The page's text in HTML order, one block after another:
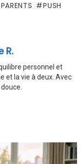
PARENTS PUSH
R.
personnel et
et la vie à deux. Avec